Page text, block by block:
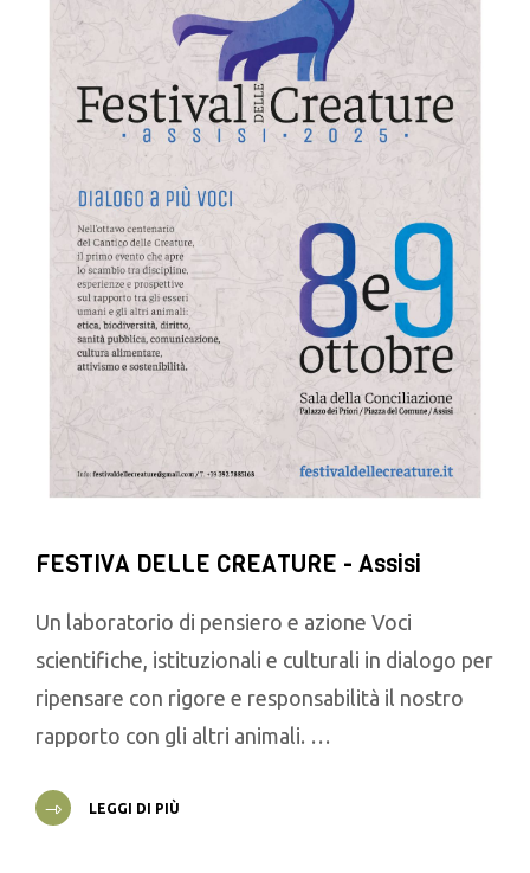
FESTIVA DELLE CREATURE - Assisi
Un laboratorio di pensiero e azione Voci
scientifiche, istituzionali e culturali in dialogo per
ripensare con rigore e responsabilità il nostro
rapporto con gli altri animali. …
LEGGI DI PIÙ